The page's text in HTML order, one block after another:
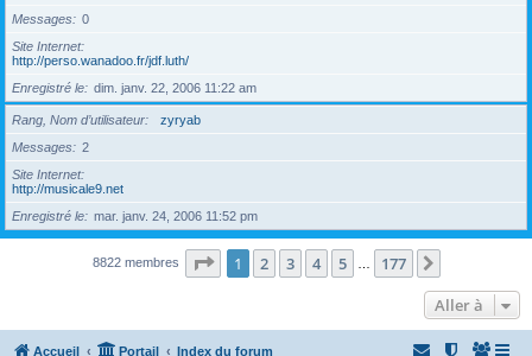
Messages
0
Site Internet
http://perso.wanadoo.fr/jdf.luth/
Enregistré le
dim. janv. 22, 2006 11:22 am
Rang, Nom d’utilisateur
zyryab
Messages
2
Site Internet
http://musicale9.net
Enregistré le
mar. janv. 24, 2006 11:52 pm
8822 membres Page 1sur177
1 2 3 4 5 177
Aller à
Accueil Portail Index du forum